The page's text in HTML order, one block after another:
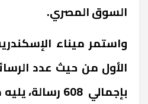
السوق المصري.
واستمر ميناء
الأول من حيث عدد
بإجمالي 608